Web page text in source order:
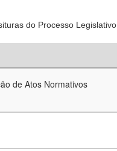
do Processo Legislativo.
de Atos Normativos